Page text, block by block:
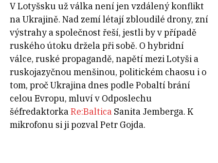
V Lotyšsku už válka není jen vzdálený konflikt
na Ukrajině. Nad zemí létají zbloudilé drony, zní
výstrahy a společnost řeší, jestli by v případě
ruského útoku držela při sobě. O hybridní
válce, ruské propagandě, napětí mezi Lotyši a
ruskojazyčnou menšinou, politickém chaosu i o
tom, proč Ukrajina dnes podle Pobaltí brání
celou Evropu, mluví v Odposlechu
šéfredaktorkaRe:Baltica Sanita Jemberga. K
mikrofonu si ji pozval Petr Gojda.